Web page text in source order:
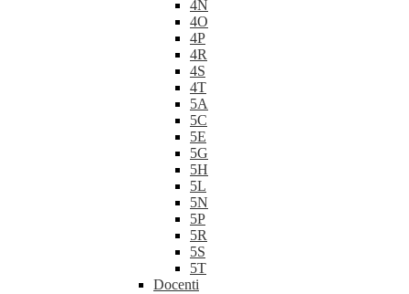
4N
4O
4P
4R
4S
4T
5A
5C
5E
5G
5H
5L
5N
5P
5R
5S
5T
Docenti